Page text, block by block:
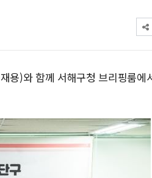
용)와 함께 서해구청 브리핑룸에